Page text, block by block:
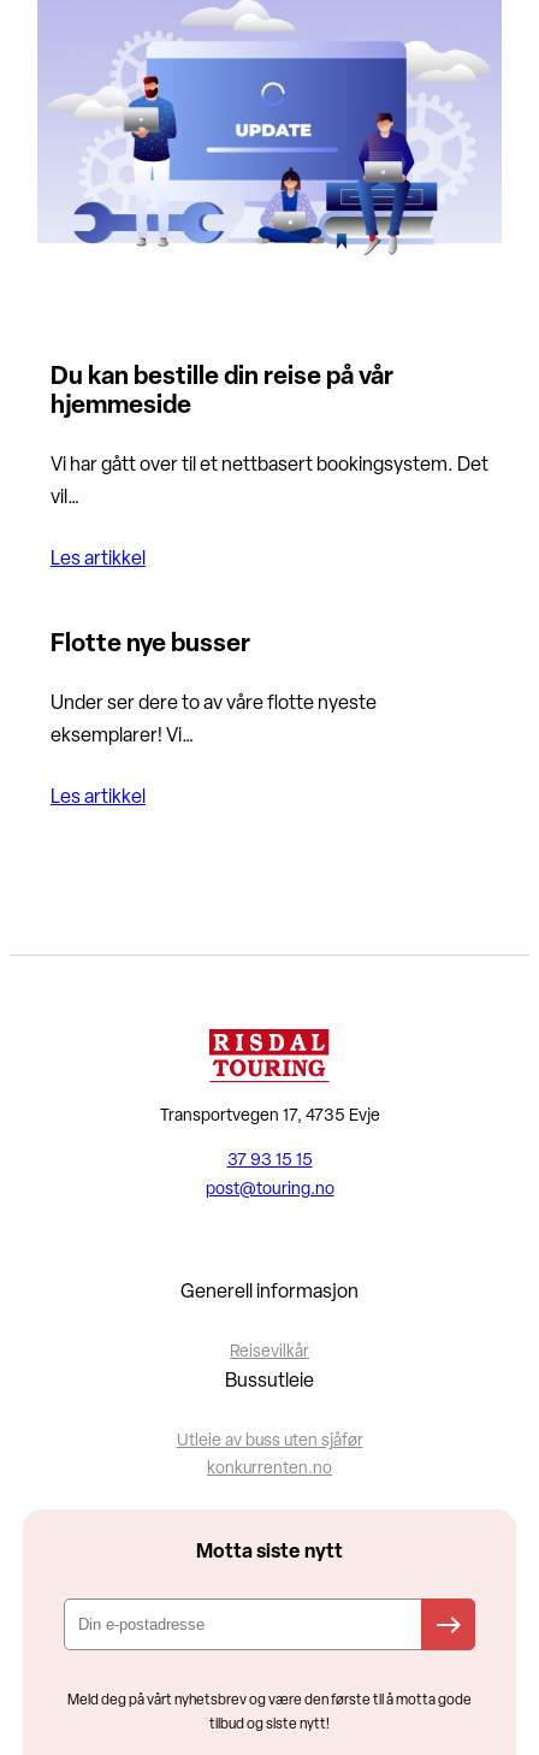
Du kan bestille din reise på vår
hjemmeside
Vi har gått over til et nettbasert bookingsystem. Det
vil…
Les artikkel
Flotte nye busser
Under ser dere to av våre flotte nyeste
eksemplarer! Vi…
Les artikkel
Transportvegen 17, 4735 Evje
37 93 15 15
post@touring.no
Generell informasjon
Reisevilkår
Bussutleie
Utleie av buss uten sjåfør
konkurrenten.no
Motta siste nytt
Meld deg på vårt nyhetsbrev og være den første til å motta gode
tilbud og siste nytt!